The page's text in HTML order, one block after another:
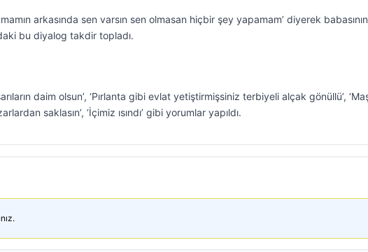
arkasında sen varsın sen olmasan hiçbir şey yapamam’ diyerek
bu diyalog takdir topladı.
daim olsun’, ‘Pırlanta gibi evlat yetiştirmişsiniz terbiyeli alçak gönüllü’,
saklasın’, ‘İçimiz ısındı’ gibi yorumlar yapıldı.